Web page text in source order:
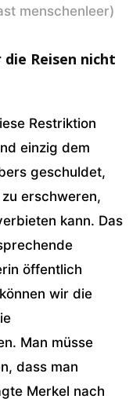
menschenleer)
Reisen nicht
Restriktion
einzig dem
geschuldet,
erschweren,
kann. Das
öffentlich
wir die
Man müsse
dass man
Merkel nach